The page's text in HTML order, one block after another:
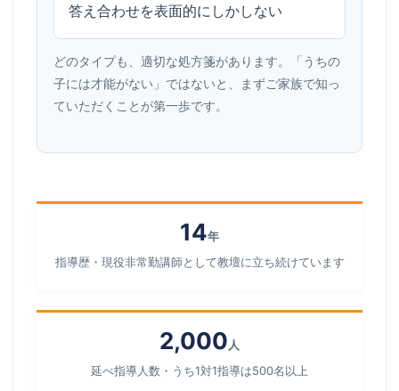
答え合わせを表面的にしかしない
どのタイプも、適切な処方箋があります。「うちの
子には才能がない」ではないと、まずご家族で知っ
ていただくことが第一歩です。
14年
指導歴・現役非常勤講師として教壇に立ち続けています
2,000 人
延べ指導人数・うち1対1指導は500名以上